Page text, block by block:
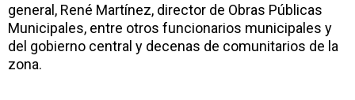
general, René Martínez, director de Obras Públicas
Municipales, entre otros funcionarios municipales y
del gobierno central y decenas de comunitarios de la
zona.